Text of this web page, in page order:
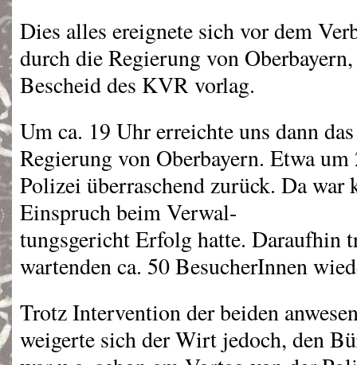
Dies alles ereignete sich vor dem
durch die Regierung von
Bescheid des KVRvorlag.
Um ca. 19 Uhr erreichte uns dann
Regierung von Oberbayern. Etwa
Polizei überraschend zurück. Da war
Einspruch beim Verwal-
tungsgericht Erfolg hatte. Daraufhin
wartenden ca. 50 BesucherInnen
Trotz Intervention der beiden
weigerte sich der Wirt jedoch, den